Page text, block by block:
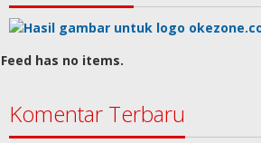
Feed has no items.
Komentar Terbaru